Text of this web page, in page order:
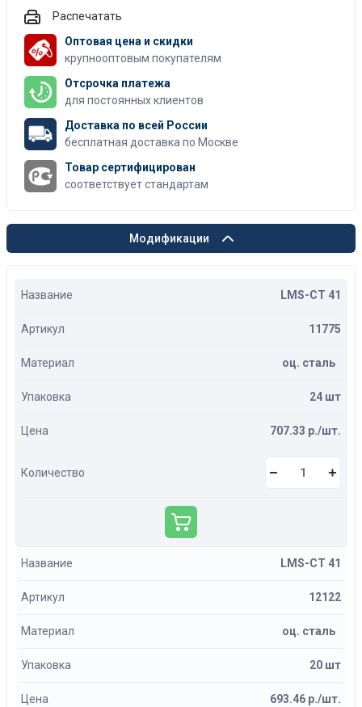
Распечатать
Оптовая цена и скидки
крупнооптовым покупателям
Отсрочка платежа
для постоянных клиентов
Доставка по всей России
бесплатная доставка по Москве
Товар сертифицирован
соответствует стандартам
Модификации
Название LMS-CT 41
Артикул 11775
Материал оц. сталь
Упаковка 24 шт
Цена 707.33 р./шт.
Количество
Название LMS-CT 41
Артикул 12122
Материал оц. сталь
Упаковка 20 шт
Цена 693.46 р./шт.